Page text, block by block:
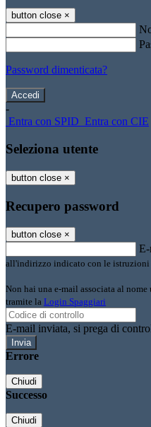
button close ×
Password dimenticata?
-
Entra con SPID Entra con CIE
Seleziona utente
button close ×
Recupero password
button close ×
all'indirizzo indicato con le istruzioni
Non hai una e-mail associata al
tramite la Login Spaggiari
E-mail inviata, si prega di
Errore
Chiudi
Successo
Chiudi